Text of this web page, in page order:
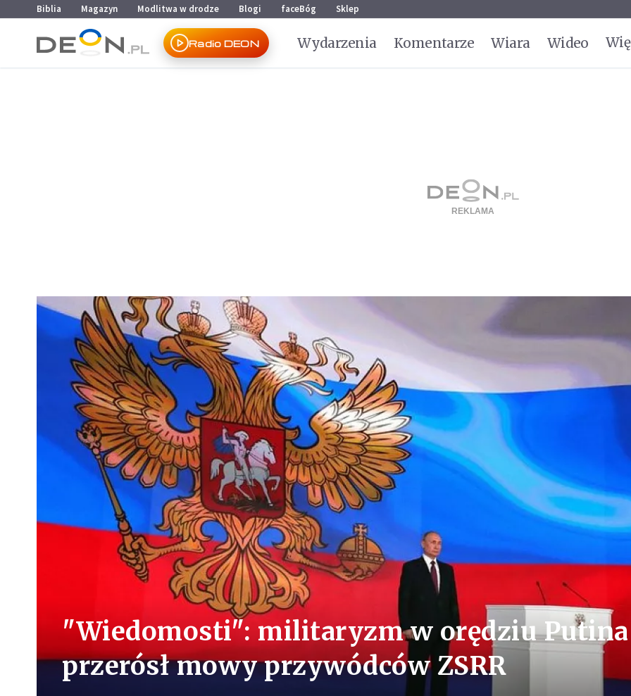
Przejdź do menu głównego
Przejdź do treści
Biblia Magazyn Modlitwa w drodze Blogi faceBóg Sklep
Radio DEON Wydarzenia Komentarze Wiara Wideo
"Wiedomosti": militaryzm w orędziu Putina
przerósł mowy przywódców ZSRR